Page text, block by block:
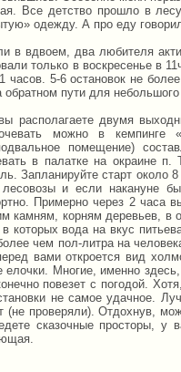
Все детство прошло в
одежду. А про еду
в вдвоем, два любителя
только в воскресенье в
часов. 5-6 остановок не
обратном пути для
располагаете двумя
можно в кемпинге
помещение)
в палатке на окраине
Запланируйте старт около
лесовозы и если накануне
Примерно через 2 часа
камням, корням деревьев, в
в которых вода на вкус
чем пол-литра на
вами откроется вид
елочки. Многие, именно
повезет с погодой.
не самое удачное.
(не проверяли). Отдохнув,
сказочные просторы, у